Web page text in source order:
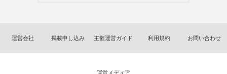
運営会社 掲載申し込み 主催運営ガイド 利用規約 お問い合わせ
運営メディア